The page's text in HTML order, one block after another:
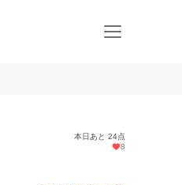
本日あと 24点
8